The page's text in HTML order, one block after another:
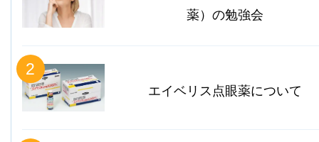
薬）の勉強会
2
エイベリス点眼薬について